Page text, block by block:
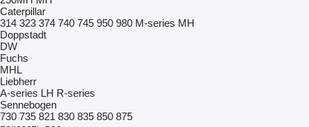
Caterpillar
314 323 374 740 745 950 980 M-series MH
Doppstadt
DW
Fuchs
MHL
Liebherr
A-series LH R-series
Sennebogen
730 735 821 830 835 850 875